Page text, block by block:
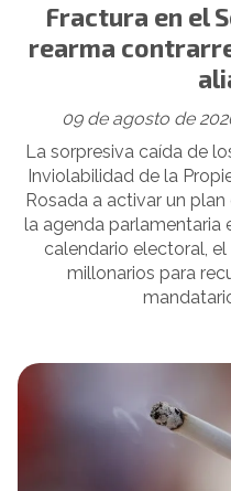
Fractura en el
rearma
09 de agosto de
La sorpresiva caída de
Inviolabilidad de la
Rosada a activar un
la agenda parlamentaria
calendario electoral,
millonarios para